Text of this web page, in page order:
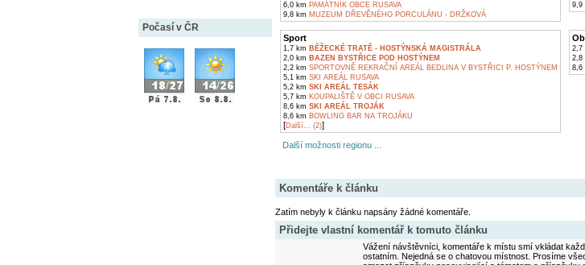
Počasí v ČR
6,0 km PAMÁTNÍK OBCE RUSAVA
9,8 km MUZEUM DŘEVĚNÉHO PORCULÁNU - DRŽKOVÁ
9,9
Sport
1,7 km BĚŽECKÉ TRATĚ - HOSTÝNSKÁ MAGISTRÁLA
2,0 km BAZEN BYSTŘICE POD HOSTÝNEM
2,2 km SPORTOVNĚ REKRAČNÍ AREÁL BEDLINA V BYSTŘICI P. HOSTÝNEM
5,1 km SKI AREÁL RUSAVA
5,2 km SKI AREÁL TESÁK
5,7 km KOUPALIŠTĚ V OBCI RUSAVA
8,6 km SKI AREÁL TROJÁK
8,6 km BOWLING BAR NA TROJÁKU
[Další... (2)]
2,7
2,8
8,6
Další možnosti regionu ...
Komentáře k článku
Zatím nebyly k článku napsány žádné komentáře.
Přidejte vlastní komentář k tomuto článku
Vážení návštěvníci, komentáře k místu smí vkládat
ostatním. Nejedná se o chatovou místnost. Prosíme